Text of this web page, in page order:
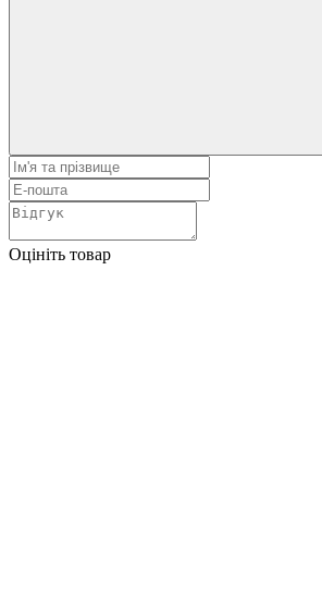
Оцініть товар